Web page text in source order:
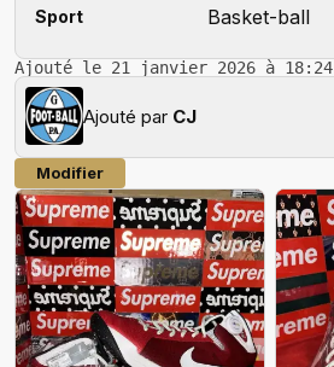
Sport Basket-ball
Ajouté le 21 janvier 2026 à 18:24
Ajouté par CJ
Modifier